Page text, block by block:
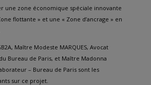
une zone économique spéciale innovante
flottante » et une « Zone d’ancrage » en
Maître Modeste MARQUES, Avocat
Bureau de Paris, et Maître Madonna
– Bureau de Paris sont les
sur ce projet.